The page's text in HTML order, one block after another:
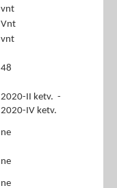
vnt
Vnt
vnt
48
2020-II ketv. -
2020-IV ketv.
ne
ne
ne